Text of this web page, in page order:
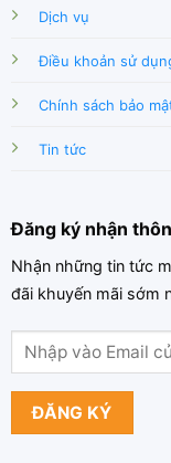
Dịch vụ
Điều khoản sử
Chính sách bảo
Tin tức
Đăng ký nhận
Nhận những tin tức
đãi khuyến mãi sớm